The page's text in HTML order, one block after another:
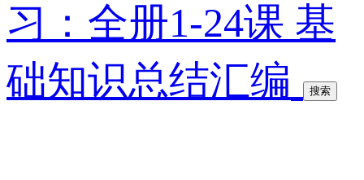
习：全册1-24课 基
础知识总结汇编
搜索